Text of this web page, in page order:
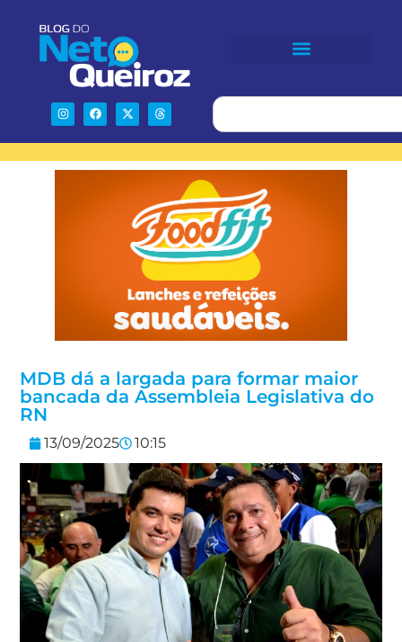
MDB dá a largada para formar maior
bancada da Assembleia Legislativa do
RN
13/09/2025 10:15